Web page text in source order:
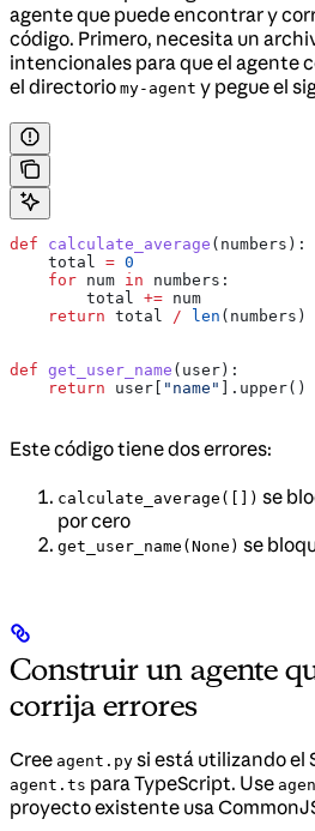
agente que puede encontrar y
código. Primero, necesita un
intencionales para que el agente
el directorio my-agent y pegue el
def calculate_average ( numbers ):
    total
= 0
    for
num in numbers:
        total
+= num
    return
total / len (numbers)
def get_user_name ( user):
    return
user[ "name" ].upper()
Este código tiene dos errores:
calculate_average([]) se
por cero
get_user_name(None) se
Construir un agente
corrija errores
Cree agent.py si está utilizando el
agent.ts para TypeScript. Use
proyecto existente usa